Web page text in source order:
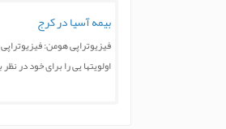
بیمه آسیا در کرج
فیزیوتراپی هومن:
اولویتها یی را برای خود در